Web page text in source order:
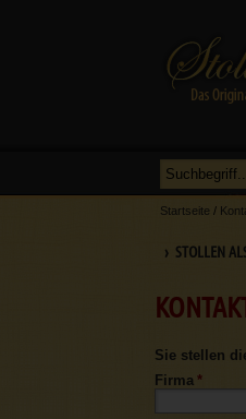
Startseite /
› STOLLEN
Sie stellen
Firma *